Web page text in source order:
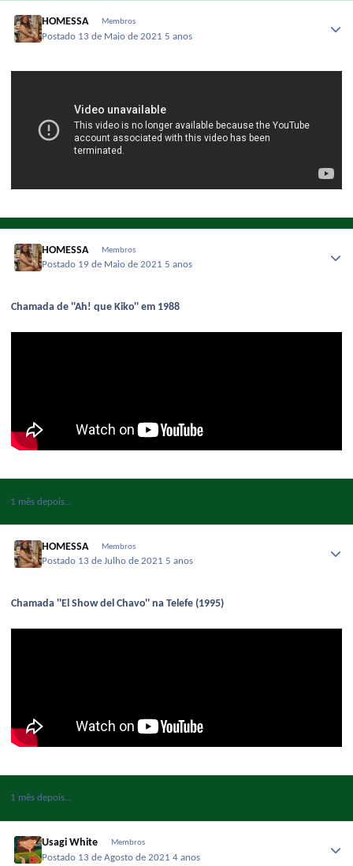
HOMESSA Membros
Postado 13 de Maio de 2021 5 anos
HOMESSA Membros
Postado 19 de Maio de 2021 5 anos
Chamada de ''Ah! que Kiko'' em 1988
1 mês depois...
HOMESSA Membros
Postado 13 de Julho de 2021 5 anos
Chamada ''El Show del Chavo'' na Telefe (1995)
1 mês depois...
Usagi White Membros
Postado 13 de Agosto de 20214 anos